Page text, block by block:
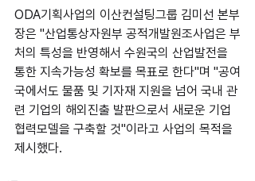
ODA기획사업의 이산컨설팅그룹 김미선 본부
장은 "산업통상자원부 공적개발원조사업은 부
처의 특성을 반영해서 수원국의 산업발전을
통한 지속가능성 확보를 목표로 한다"며 "공여
국에서도 물품 및 기자재 지원을 넘어 국내 관
련 기업의 해외진출 발판으로서 새로운 기업
협력모델을 구축할 것"이라고 사업의 목적을
제시했다.